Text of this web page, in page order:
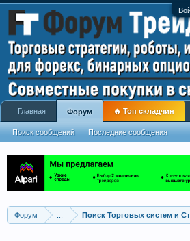
Форум Поиск Торговых систем и
Главная Форум
Поиск сообщений Последние сообщения
🔥 Топ складчин